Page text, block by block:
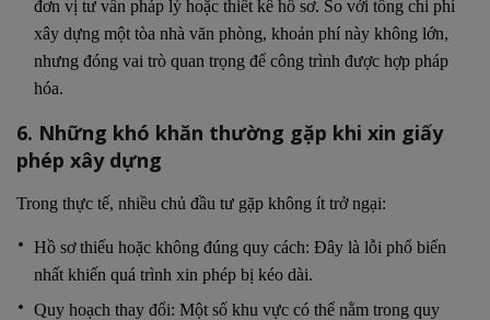
đơn vị tư vấn pháp lý hoặc thiết kế hồ sơ. So với tổng chi phí
xây dựng một tòa nhà văn phòng, khoản phí này không lớn,
nhưng đóng vai trò quan trọng để công trình được hợp pháp
hóa.
6. Những khó khăn thường gặp khi xin giấy
phép xây dựng
Trong thực tế, nhiều chủ đầu tư gặp không ít trở ngại:
Hồ sơ thiếu hoặc không đúng quy cách: Đây là lỗi phổ biến
nhất khiến quá trình xin phép bị kéo dài.
Quy hoạch thay đổi: Một số khu vực có thể nằm trong quy